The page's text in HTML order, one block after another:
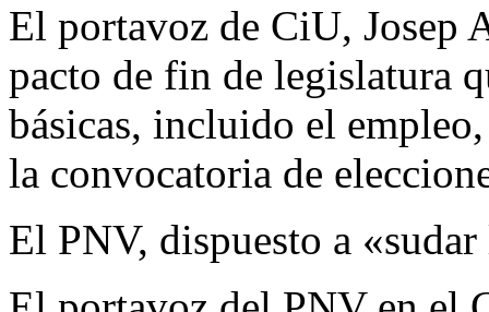
El portavoz de CiU, Josep
pacto de fin de legislatura
básicas, incluido el
la convocatoria de
El PNV, dispuesto a